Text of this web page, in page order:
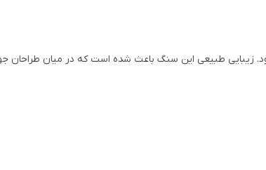
زیبایی طبیعی این سنگ باعث شده است که در میان طراحان